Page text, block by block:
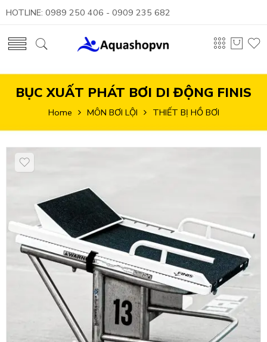
HOTLINE: 0989 250 406 - 0909 235 682
BỤC XUẤT PHÁT BƠI DI ĐỘNG FINIS
Home MÔN BƠI LỘI THIẾT BỊ HỒ BƠI